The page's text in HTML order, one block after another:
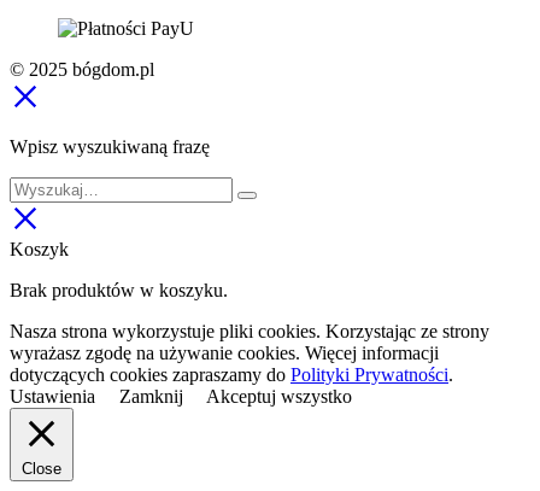
© 2025 bógdom.pl
Wpisz wyszukiwaną frazę
Koszyk
Brak produktów w koszyku.
Nasza strona wykorzystuje pliki cookies. Korzystając ze strony
wyrażasz zgodę na używanie cookies. Więcej informacji
dotyczących cookies zapraszamy do Polityki Prywatności.
Ustawienia
Zamknij Akceptuj wszystko
Close